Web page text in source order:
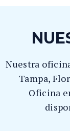
Nuestra
Tampa,
Oficina